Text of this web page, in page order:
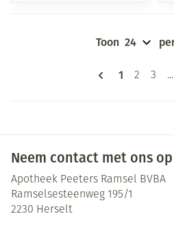
U lees
1 Pagina
2 3 ...
Toon
Neem contact met ons op
Apotheek Peeters Ramsel BVBA
Ramselsesteenweg 195/1
2230 Herselt